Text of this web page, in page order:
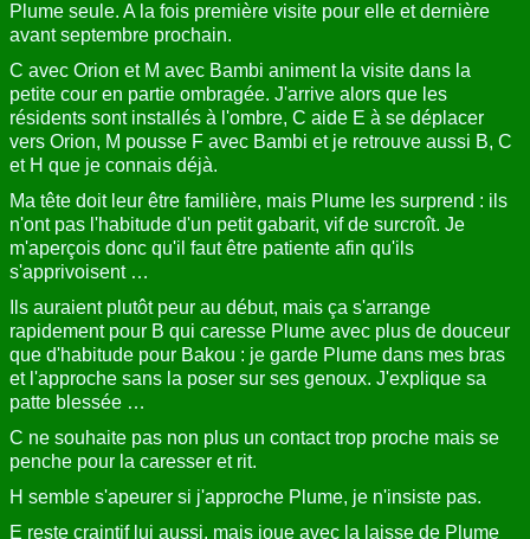
Plume seule. A la fois première visite pour elle et dernière
avant septembre prochain.
C avec Orion et M avec Bambi animent la visite dans la
petite cour en partie ombragée. J'arrive alors que les
résidents sont installés à l'ombre, C aide E à se déplacer
vers Orion, M pousse F avec Bambi et je retrouve aussi B, C
et H que je connais déjà.
Ma tête doit leur être familière, mais Plume les surprend : ils
n'ont pas l'habitude d'un petit gabarit, vif de surcroît. Je
m'aperçois donc qu'il faut être patiente afin qu'ils
s'apprivoisent …
Ils auraient plutôt peur au début, mais ça s'arrange
rapidement pour B qui caresse Plume avec plus de douceur
que d'habitude pour Bakou : je garde Plume dans mes bras
et l'approche sans la poser sur ses genoux. J'explique sa
patte blessée …
C ne souhaite pas non plus un contact trop proche mais se
penche pour la caresser et rit.
H semble s'apeurer si j'approche Plume, je n'insiste pas.
E reste craintif lui aussi, mais joue avec la laisse de Plume